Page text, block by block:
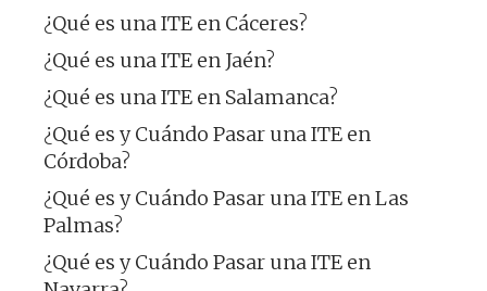
¿Qué es una ITE en Cáceres?
¿Qué es una ITE en Jaén?
¿Qué es una ITE en Salamanca?
¿Qué es y Cuándo Pasar una ITE en
Córdoba?
¿Qué es y Cuándo Pasar una ITE en Las
Palmas?
¿Qué es y Cuándo Pasar una ITE en